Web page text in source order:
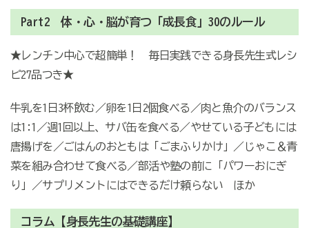
Part2 体・心・脳が育つ「成長食」30のルール
★レンチン中心で超簡単！ 毎日実践できる身長先生式レシ
ピ27品つき★
牛乳を1日3杯飲む／卵を1日2個食べる／肉と魚介のバランス
は1:1／週1回以上、サバ缶を食べる／やせている子どもには
唐揚げを／ごはんのおともは「ごまふりかけ」／じゃこ＆青
菜を組み合わせて食べる／部活や塾の前に「パワーおにぎ
り」／サプリメントにはできるだけ頼らない ほか
コラム【身長先生の基礎講座】